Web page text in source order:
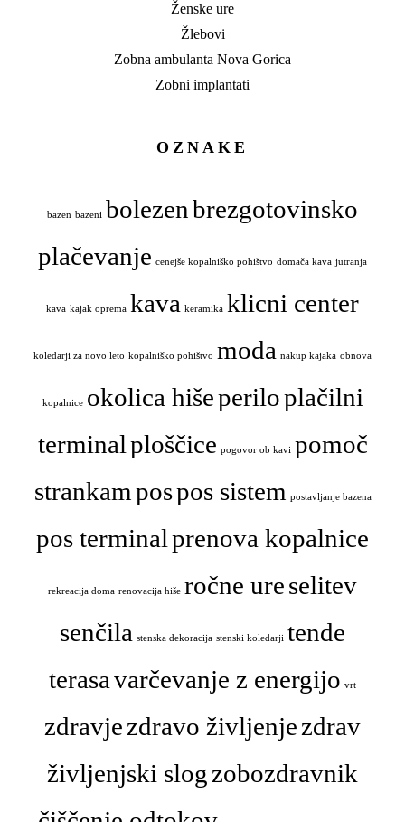
Ženske ure
Žlebovi
Zobna ambulanta Nova Gorica
Zobni implantati
OZNAKE
bazen bazeni bolezenbrezgotovinsko
plačevanje cenejše kopalniško pohištvo domača kava jutranja
kava kajak oprema kava keramika klicni center
koledarji za novo leto kopalniško pohištvo moda nakup kajaka obnova
kopalnice okolica hišeperiloplačilni
terminalploščice pogovor ob kavi pomoč
strankampospos sistem postavljanje bazena
pos terminalprenova kopalnice
rekreacija doma renovacija hiše ročne ureselitev
senčila stenska dekoracija stenski koledarji tende
terasavarčevanje z energijo vrt
zdravjezdravo življenjezdrav
življenjski slogzobozdravnik